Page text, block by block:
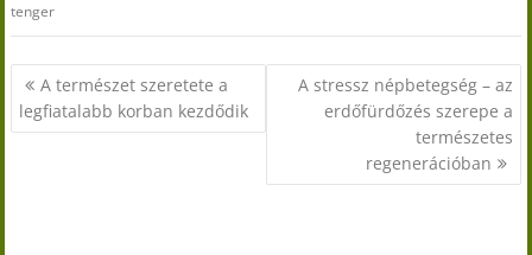
tenger
Bejegyzés
navigáció
A természet szeretete a
legfiatalabb korban kezdődik
A stressz népbetegség – az
erdőfürdőzés szerepe a
természetes
regenerációban